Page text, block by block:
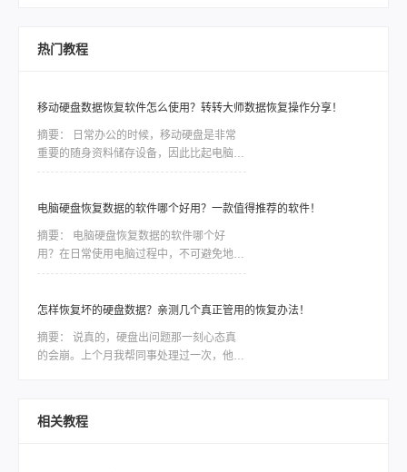
堆模糊的重复图，结果
真把原来的文件盖掉。盖掉的部分，用什么
热门教程
移动硬盘数据恢复软件怎么使用？转转大师数据恢复操作分享！
摘要：
重要的随身资料储存设备，因此比起电脑本
地的硬盘，移动硬盘更加容易出现数据丢
备份，那么造成的损失将是难以估量的，因
常大，今天我们就针对转转数据恢复大师数
据恢复这款软件，讲讲如何利用工具恢复丢
电脑硬盘恢复数据的软件哪个好用？一款值得推荐的软件！
摘要：
用？在日常使用电脑过程中，不可避免地会
遇到电脑硬盘数据丢失或损坏的情况。无论
们都面临着一种紧迫感，需要尽快找到一款
而，市面上各种各样的电脑硬盘恢复软件让
人眼花缭乱，我们应该如何选择呢？本文将
怎样恢复坏的硬盘数据？亲测几个真正管用的恢复办法！
摘要：
的会崩。上个月我帮同事处理过一次，他那
据？后来折腾了大半天才把东西捞回来大部
相关教程